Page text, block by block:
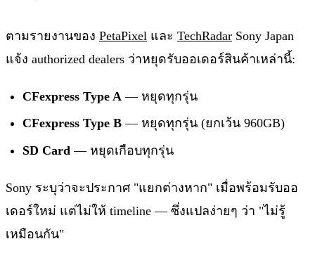
ตามรายงานของ PetaPixel และ TechRadar Sony Japan
แจ้ง authorized dealers ว่าหยุดรับออเดอร์สินค้าเหล่านี้:
CFexpress Type A — หยุดทุกรุ่น
CFexpress Type B — หยุดทุกรุ่น (ยกเว้น 960GB)
SD Card — หยุดเกือบทุกรุ่น
Sony ระบุว่าจะประกาศ "แยกต่างหาก" เมื่อพร้อมรับออ
เดอร์ใหม่ แต่ไม่ให้ timeline — ซึ่งแปลง่ายๆ ว่า "ไม่รู้
เหมือนกัน"